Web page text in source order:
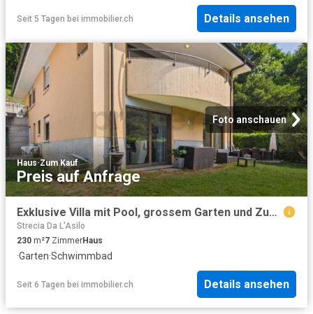
Seit 5 Tagen bei immobilier.ch Details ansehen
Foto anschauen
Haus·Zum Kauf
Preis auf Anfrage
Exklusive Villa mit Pool, grossem Garten und Zugang zu einem Privatstrand in Figino
Strecia Da L'Asilo
230 m²7 ZimmerHaus
·Garten·Schwimmbad
Seit 6 Tagen bei immobilier.ch Details ansehen